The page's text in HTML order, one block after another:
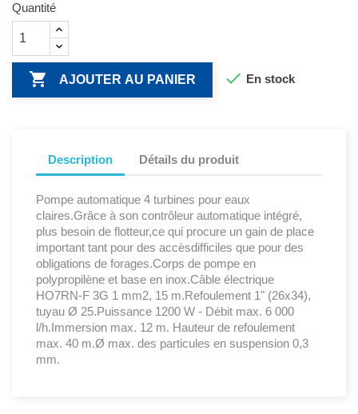
Quantité
 AJOUTER AU PANIER  En stock
Description Détails du produit
Pompe automatique 4 turbines pour eaux
claires.Grâce à son contrôleur automatique intégré,
plus besoin de flotteur,ce qui procure un gain de place
important tant pour des accèsdifficiles que pour des
obligations de forages.Corps de pompe en
polypropilène et base en inox.Câble électrique
HO7RN-F 3G 1 mm2, 15 m.Refoulement 1" (26x34),
tuyau Ø 25.Puissance 1200 W - Débit max. 6 000
l/h.Immersion max. 12 m. Hauteur de refoulement
max. 40 m.Ø max. des particules en suspension 0,3
mm.